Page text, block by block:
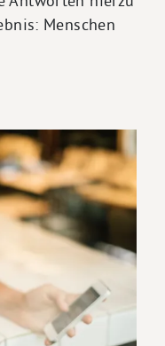
Menschen